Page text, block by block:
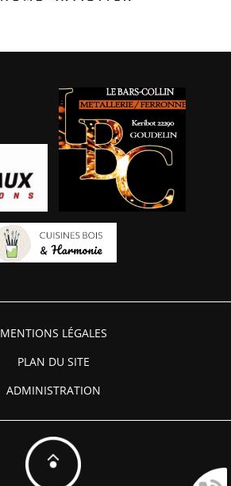
MENTIONS LÉGALES
PLAN DU SITE
ADMINISTRATION